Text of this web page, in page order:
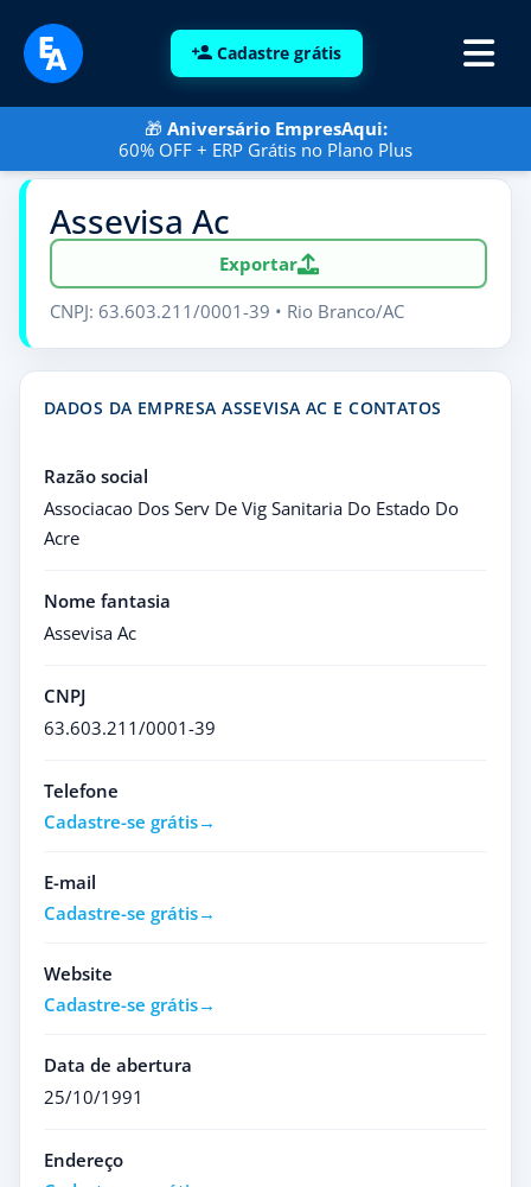
Cadastre grátis
🎁 Aniversário EmpresAqui:
60% OFF + ERP Grátis no Plano Plus
Assevisa Ac
Exportar
CNPJ: 63.603.211/0001-39 • Rio Branco/AC
DADOS DA EMPRESA ASSEVISA AC E CONTATOS
Razão social
Associacao Dos Serv De Vig Sanitaria Do Estado Do
Acre
Nome fantasia
Assevisa Ac
CNPJ
63.603.211/0001-39
Telefone
Cadastre-se grátis
E-mail
Cadastre-se grátis
Website
Cadastre-se grátis
Data de abertura
25/10/1991
Endereço